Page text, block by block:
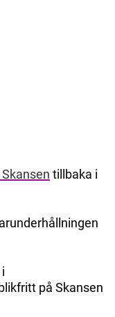
tillbaka i
på Skansen